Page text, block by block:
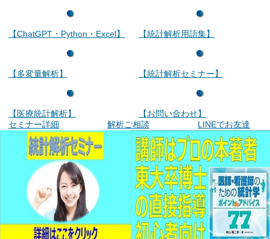
【ChatGPT・Python・Excel】
【多変量解析】
【医療統計解析】
【統計解析用語集】
【統計解析セミナー】
【お問い合わせ】
セミナー詳細
解析ご相談 LINEでお友達